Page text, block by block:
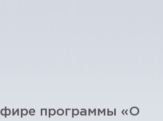
программы «О